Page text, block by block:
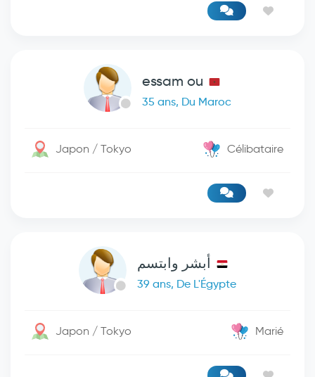
essam ou
35 ans, Du Maroc
Japon / Tokyo Célibataire
أبشر وابتسم
39 ans, De L'Égypte
Japon / Tokyo Marié